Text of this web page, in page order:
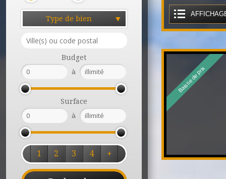
Type de bien
Budget
à
Surface
à
1 2 3 4 +
Baisse de prix